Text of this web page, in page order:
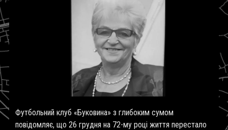
Футбольний клуб «Буковина» з глибоким сумом
повідомляє, що 26 грудня на 72-му році життя перестало